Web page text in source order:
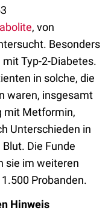
, von
Besonders
Typ-2-Diabetes.
in solche, die
waren, insgesamt
mit Metformin,
Unterschieden in
Die Funde
sie im weiteren
Probanden.
Hinweis